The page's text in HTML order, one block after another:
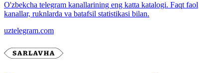
O'zbekcha telegram kanallarining eng katta katalogi. Faqt faol
kanallar, ruknlarda va batafsil statistikasi bilan.
uztelegram.com